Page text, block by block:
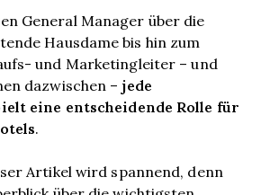
General Manager über die
Hausdame bis hin zum
und Marketingleiter – und
dazwischen –jede
eine entscheidende Rolle für
.
Artikel wird spannend, denn